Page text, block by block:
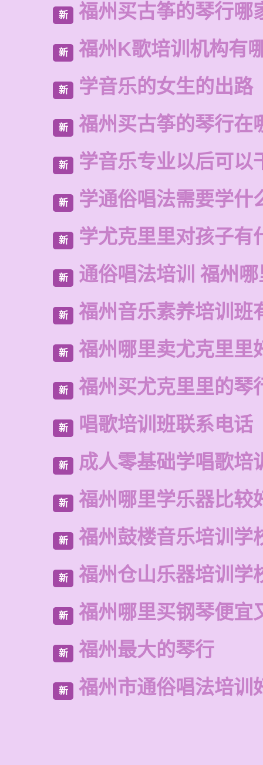
新 福州买古筝的琴行哪
新 福州K歌培训机构有
新 学音乐的女生的出路
新 福州买古筝的琴行在
新 学音乐专业以后可以
新 学通俗唱法需要学什
新 学尤克里里对孩子有
新 通俗唱法培训 福州
新 福州音乐素养培训班
新 福州哪里卖尤克里里
新 福州买尤克里里的琴
新 唱歌培训班联系电话
新 成人零基础学唱歌培
新 福州哪里学乐器比较
新 福州鼓楼音乐培训学
新 福州仓山乐器培训学
新 福州哪里买钢琴便宜
新 福州最大的琴行
新 福州市通俗唱法培训